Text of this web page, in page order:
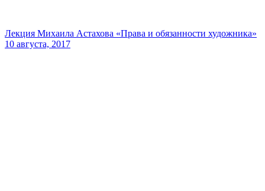
Лекция Михаила Астахова «Права и обязанности художника»
10 августа, 2017